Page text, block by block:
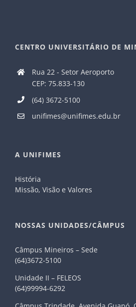
CENTRO UNIVERSITÁRIO DE
Rua 22 - Setor Aeroporto
CEP: 75.833-130
(64) 3672-5100
unifimes@unifimes.edu.br
A UNIFIMES
História
Missão, Visão e Valores
NOSSAS UNIDADES/CÂMPUS
Câmpus Mineiros – Sede
(64)3672-5100
Unidade II – FELEOS
(64)99994-6292